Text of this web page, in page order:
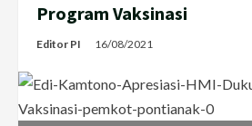
Program Vaksinasi
Editor PI 16/08/2021